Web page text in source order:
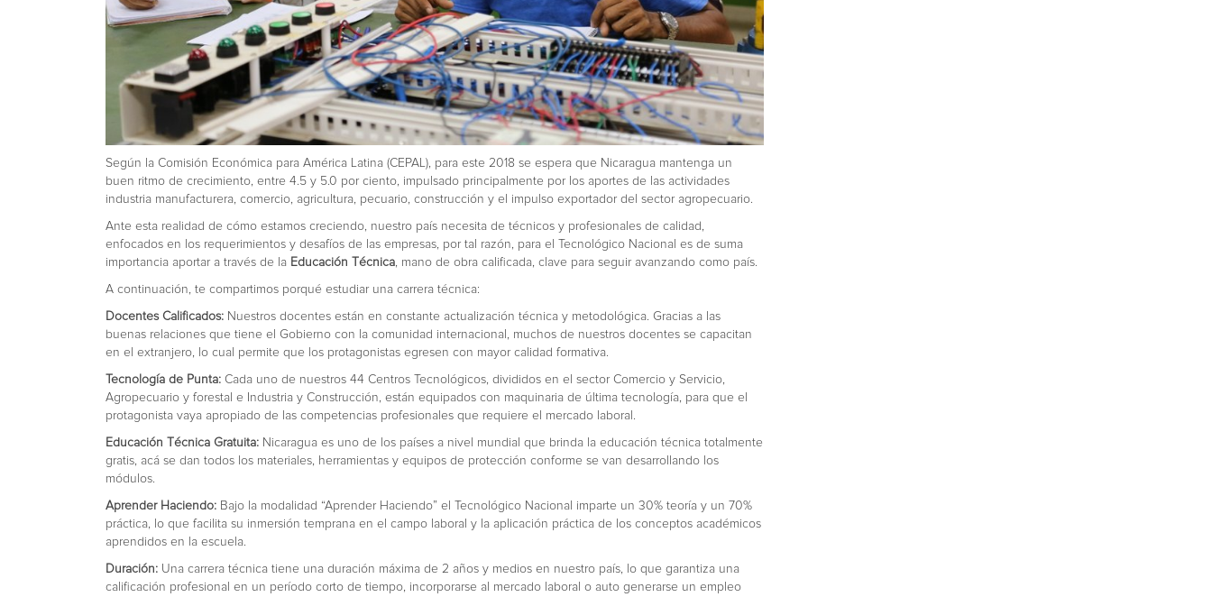
Según la Comisión Económica para América Latina (CEPAL), para este 2018 se espera que Nicaragua mantenga un
buen ritmo de crecimiento, entre 4.5 y 5.0 por ciento, impulsado principalmente por los aportes de las actividades
industria manufacturera, comercio, agricultura, pecuario, construcción y el impulso exportador del sector agropecuario.
Ante esta realidad de cómo estamos creciendo, nuestro país necesita de técnicos y profesionales de calidad,
enfocados en los requerimientos y desafíos de las empresas, por tal razón, para el Tecnológico Nacional es de suma
importancia aportar a través de la Educación Técnica, mano de obra calificada, clave para seguir avanzando como país.
A continuación, te compartimos porqué estudiar una carrera técnica:
Docentes Calificados: Nuestros docentes están en constante actualización técnica y metodológica. Gracias a las
buenas relaciones que tiene el Gobierno con la comunidad internacional, muchos de nuestros docentes se capacitan
en el extranjero, lo cual permite que los protagonistas egresen con mayor calidad formativa.
Tecnología de Punta: Cada uno de nuestros 44 Centros Tecnológicos, divididos en el sector Comercio y Servicio,
Agropecuario y forestal e Industria y Construcción, están equipados con maquinaria de última tecnología, para que el
protagonista vaya apropiado de las competencias profesionales que requiere el mercado laboral.
Educación Técnica Gratuita: Nicaragua es uno de los países a nivel mundial que brinda la educación técnica totalmente
gratis, acá se dan todos los materiales, herramientas y equipos de protección conforme se van desarrollando los
módulos.
Aprender Haciendo: Bajo la modalidad “Aprender Haciendo” el Tecnológico Nacional imparte un 30% teoría y un 70%
práctica, lo que facilita su inmersión temprana en el campo laboral y la aplicación práctica de los conceptos académicos
aprendidos en la escuela.
Duración: Una carrera técnica tiene una duración máxima de 2 años y medios en nuestro país, lo que garantiza una
calificación profesional en un período corto de tiempo, incorporarse al mercado laboral o auto generarse un empleo